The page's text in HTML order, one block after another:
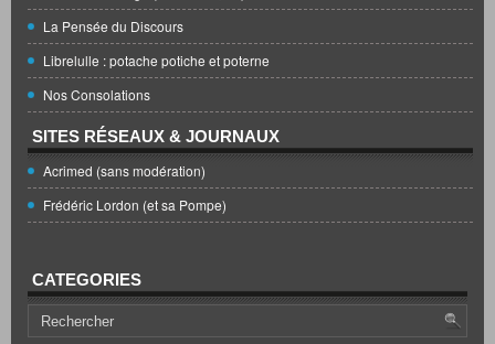
La Pensée du Discours
Librelulle : potache potiche et poterne
Nos Consolations
SITES RÉSEAUX & JOURNAUX
Acrimed (sans modération)
Frédéric Lordon (et sa Pompe)
CATEGORIES